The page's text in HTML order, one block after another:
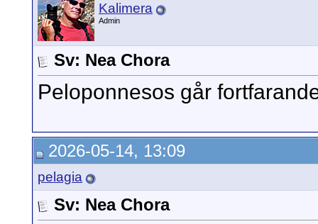
Kalimera
Admin
Sv: Nea Chora
Peloponnesos går
2026-05-14, 13:09
pelagia
Sv: Nea Chora